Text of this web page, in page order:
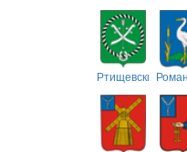
Ртищевский